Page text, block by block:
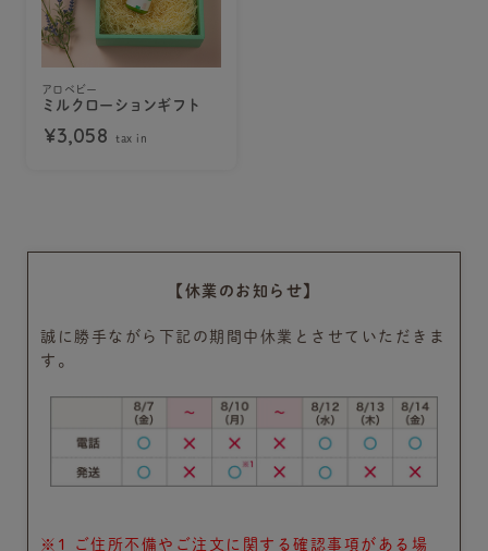
アロベビー
ミルクローションギフト
¥3,058 tax in
【休業のお知らせ】
誠に勝手ながら下記の期間中休業とさせていただきま
す。
※1 ご住所不備やご注文に関する確認事項がある場